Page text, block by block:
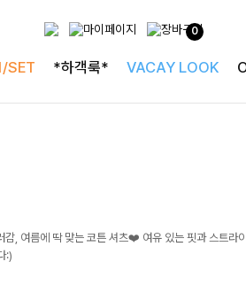
0
SET *하객룩* VACAY LOOK
, 여름에 딱 맞는 코튼 셔츠❤️ 여유 있는 핏과 스트라
:)